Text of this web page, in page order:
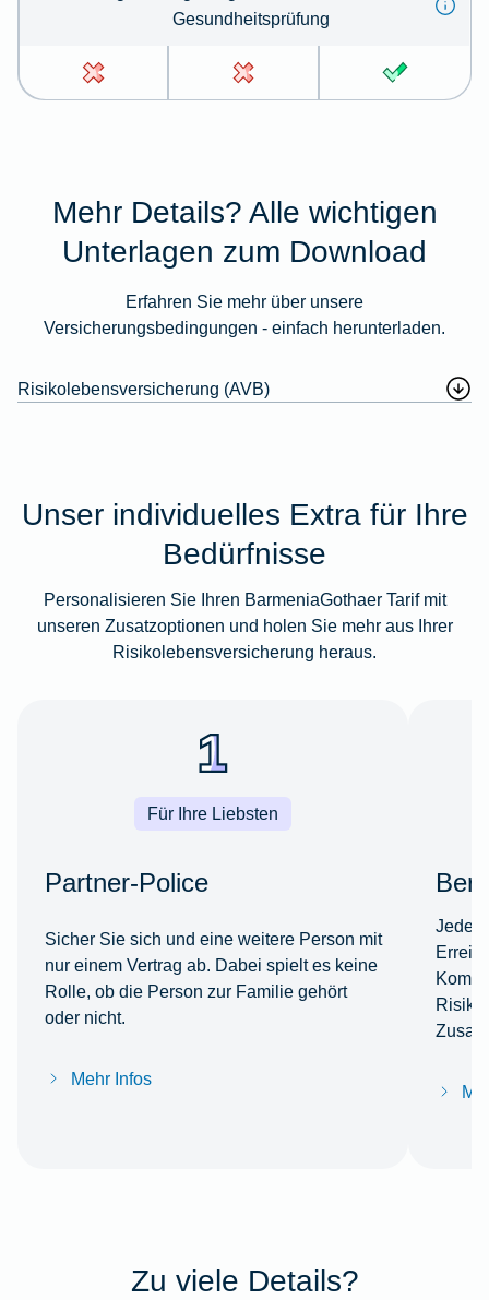
Gesundheitsprüfung
Mehr Details? Alle wichtigen
Unterlagen zum Download
Erfahren Sie mehr über unsere
Versicherungsbedingungen - einfach herunterladen.
Risikolebensversicherung (AVB)
Unser individuelles Extra für Ihre
Bedürfnisse
Personalisieren Sie Ihren BarmeniaGothaer Tarif mit
unseren Zusatzoptionen und holen Sie mehr aus Ihrer
Risikolebensversicherung heraus.
Für Ihre Liebsten
Partner-Police
Sicher Sie sich und eine weitere Person mit
nur einem Vertrag ab. Dabei spielt es keine
Rolle, ob die Person zur Familie gehört
oder nicht.
Mehr Infos
Zu viele Details?